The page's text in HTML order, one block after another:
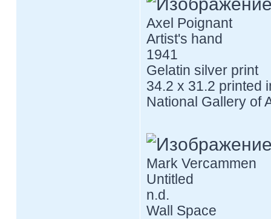
Axel Poignant
Artist's hand
1941
Gelatin silver print
34.2 x 31.2 printed
National Gallery of
Mark Vercammen
Untitled
n.d.
Wall Space